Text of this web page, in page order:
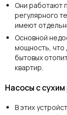
Они работают
регулярного
имеют
Основной
мощность, что
бытовых
квартир.
Насосы с
В этих